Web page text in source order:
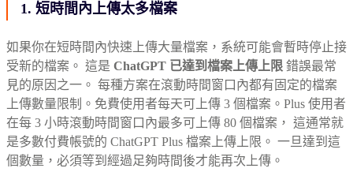
1. 短時間內上傳太多檔案
如果你在短時間內快速上傳大量檔案，系統可能會暫時停止接
受新的檔案。 這是 ChatGPT 已達到檔案上傳上限 錯誤最常
見的原因之一。 每種方案在滾動時間窗口內都有固定的檔案
上傳數量限制。免費使用者每天可上傳 3 個檔案。Plus 使用者
在每 3 小時滾動時間窗口內最多可上傳 80 個檔案， 這通常就
是多數付費帳號的 ChatGPT Plus 檔案上傳上限。 一旦達到這
個數量，必須等到經過足夠時間後才能再次上傳。